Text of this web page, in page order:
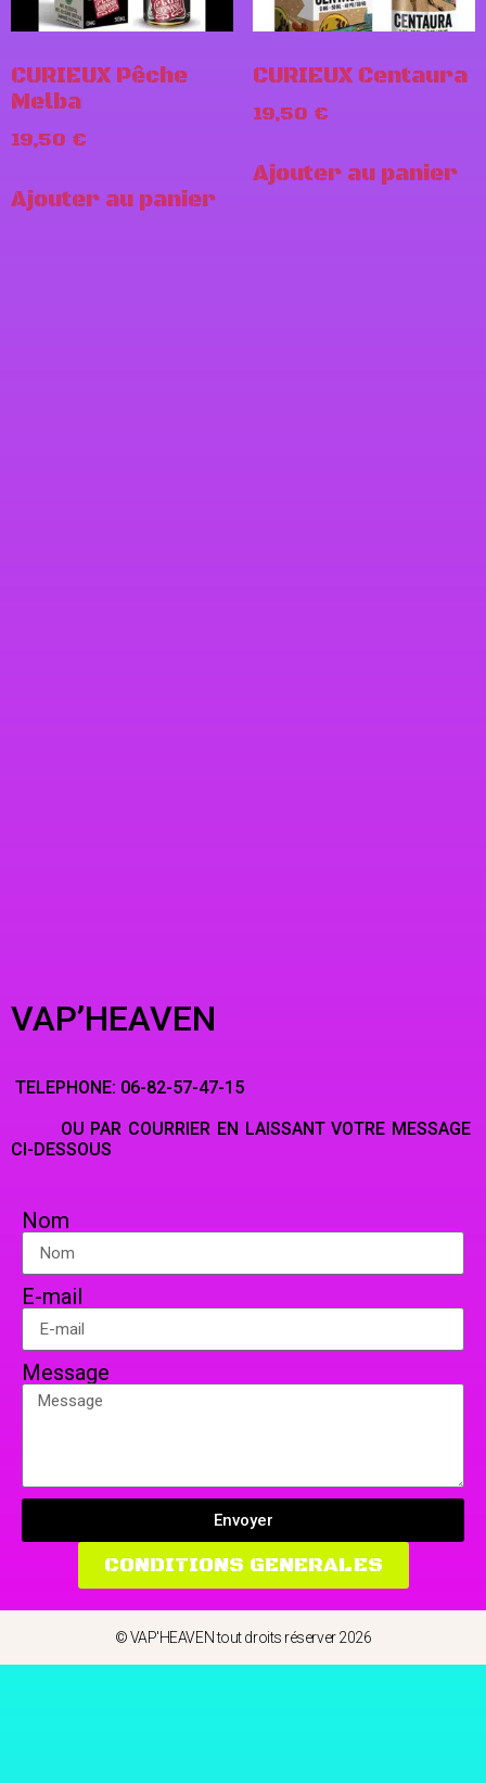
CURIEUX Pêche
Melba
19,50 €
Ajouter au panier
CURIEUX Centaura
19,50 €
Ajouter au panier
VAP’HEAVEN
TELEPHONE: 06-82-57-47-15
OU PAR COURRIER EN LAISSANT VOTRE MESSAGE
CI-DESSOUS
Nom
E-mail
Message
Envoyer
CONDITIONS GENERALES
© VAP'HEAVEN tout droits réserver 2026